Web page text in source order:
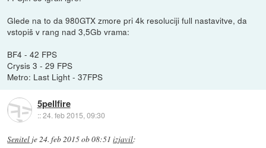
Glede na to da 980GTX zmore pri 4k resoluciji full nastavitve, da
vstopiš v rang nad 3,5Gb vrama:
BF4 - 42 FPS
Crysis 3 - 29 FPS
Metro: Last Light - 37FPS
5pellfire
::24. feb 2015, 09:30
Senitel je24. feb 2015 ob 08:51 izjavil: